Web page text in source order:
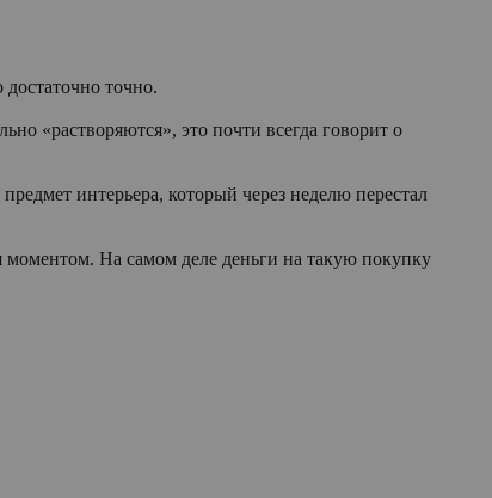
точно.
«растворяются», это почти всегда говорит о
интерьера, который через неделю перестал
моментом. На самом деле деньги на такую покупку